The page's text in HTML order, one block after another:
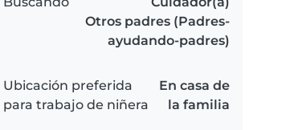
Otros padres (Padres-
ayudando-padres)
Ubicación preferida
para trabajo de niñera
En casa de
la familia